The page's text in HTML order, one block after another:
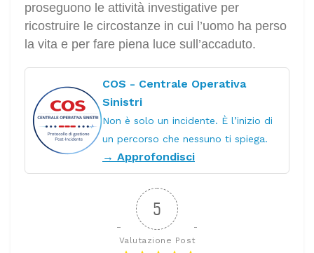
proseguono le attività investigative per
ricostruire le circostanze in cui l’uomo ha perso
la vita e per fare piena luce sull’accaduto.
COS - Centrale Operativa
Sinistri
Non è solo un incidente. È l’inizio di
un percorso che nessuno ti spiega.
→ Approfondisci
5
Valutazione Post